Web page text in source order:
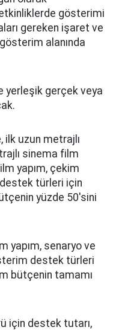
gösterimi
gereken işaret ve
alanında
yerleşik gerçek veya
ilk uzun metrajlı
sinema film
yapım, çekim
destek türleri için
yüzde 50'sini
yapım, senaryo ve
destek türleri
bütçenin tamamı
için destek tutarı,